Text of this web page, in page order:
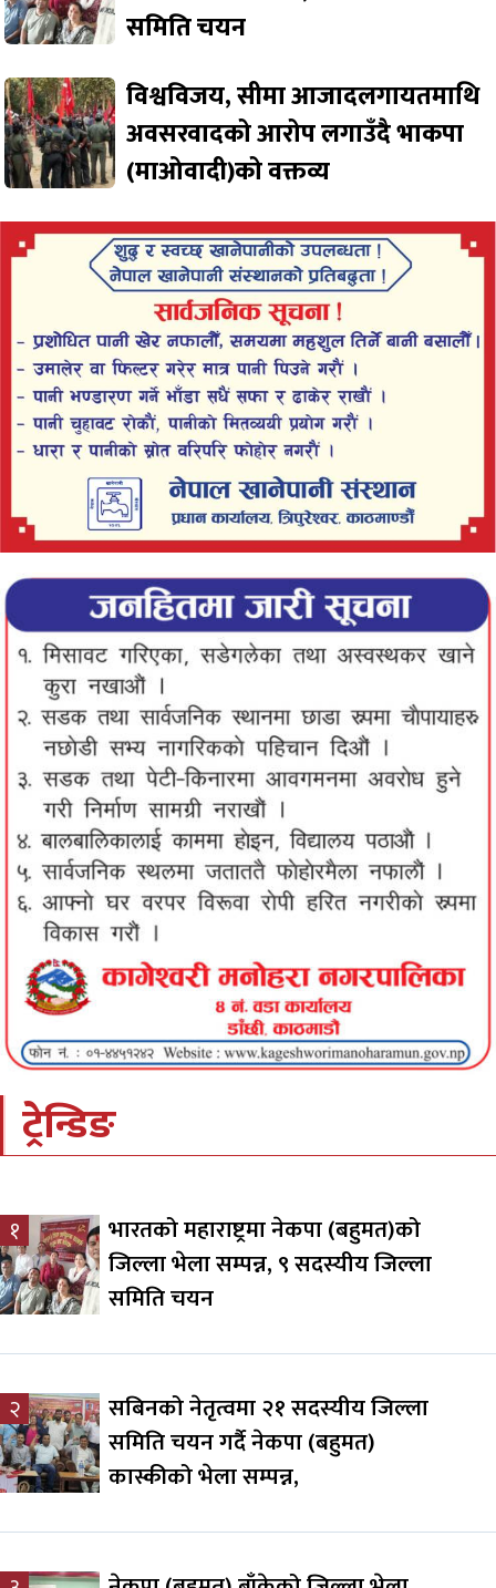
समिति चयन
विश्वविजय, सीमा आजादलगायतमाथि
अवसरवादको आरोप लगाउँदै भाकपा
(माओवादी)को वक्तव्य
ट्रेन्डिङ
१
भारतको महाराष्ट्रमा नेकपा (बहुमत)को
जिल्ला भेला सम्पन्न, ९ सदस्यीय जिल्ला
समिति चयन
२
सबिनको नेतृत्वमा २१ सदस्यीय जिल्ला
समिति चयन गर्दै नेकपा (बहुमत)
कास्कीको भेला सम्पन्न,